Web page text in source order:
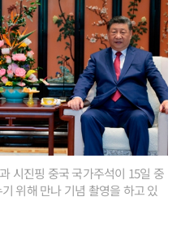
시진핑 중국 국가주석이 15일 중
위해 만나 기념 촬영을 하고 있